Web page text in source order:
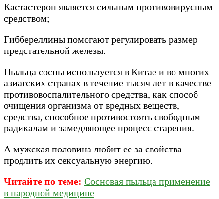
Кастастерон является сильным противовирусным
средством;
Гиббереллины помогают регулировать размер
предстательной железы.
Пыльца сосны используется в Китае и во многих
азиатских странах в течение тысяч лет в качестве
противовоспалительного средства, как способ
очищения организма от вредных веществ,
средства, способное противостоять свободным
радикалам и замедляющее процесс старения.
А мужская половина любит ее за свойства
продлить их сексуальную энергию.
Читайте по теме: Сосновая пыльца применение
в народной медицине